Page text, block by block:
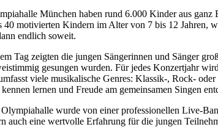
München haben rund 6.000 Kinder aus
40 motivierten Kindern im Alter von 7 bis 12 Jahren,
endlich soweit.
Tag zeigten die jungen Sängerinnen und Sänger
gesungen wurden. Für jedes Konzertjahr
viele musikalische Genres: Klassik-, Rock-
lernen und Freude am gemeinsamen Singen
wurde von einer professionellen Live-
auch eine wertvolle Erfahrung für die jungen